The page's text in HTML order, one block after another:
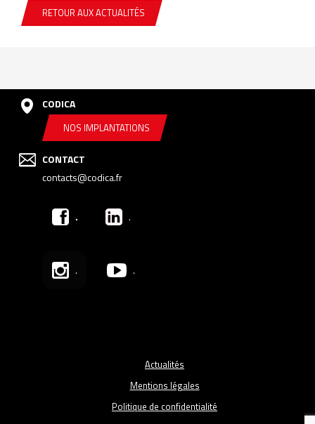
RETOUR AUX ACTUALITÉS
CODICA
NOS IMPLANTATIONS
CONTACT
contacts@codica.fr
. .
. .
Actualités
Mentions légales
Politique de confidentialité